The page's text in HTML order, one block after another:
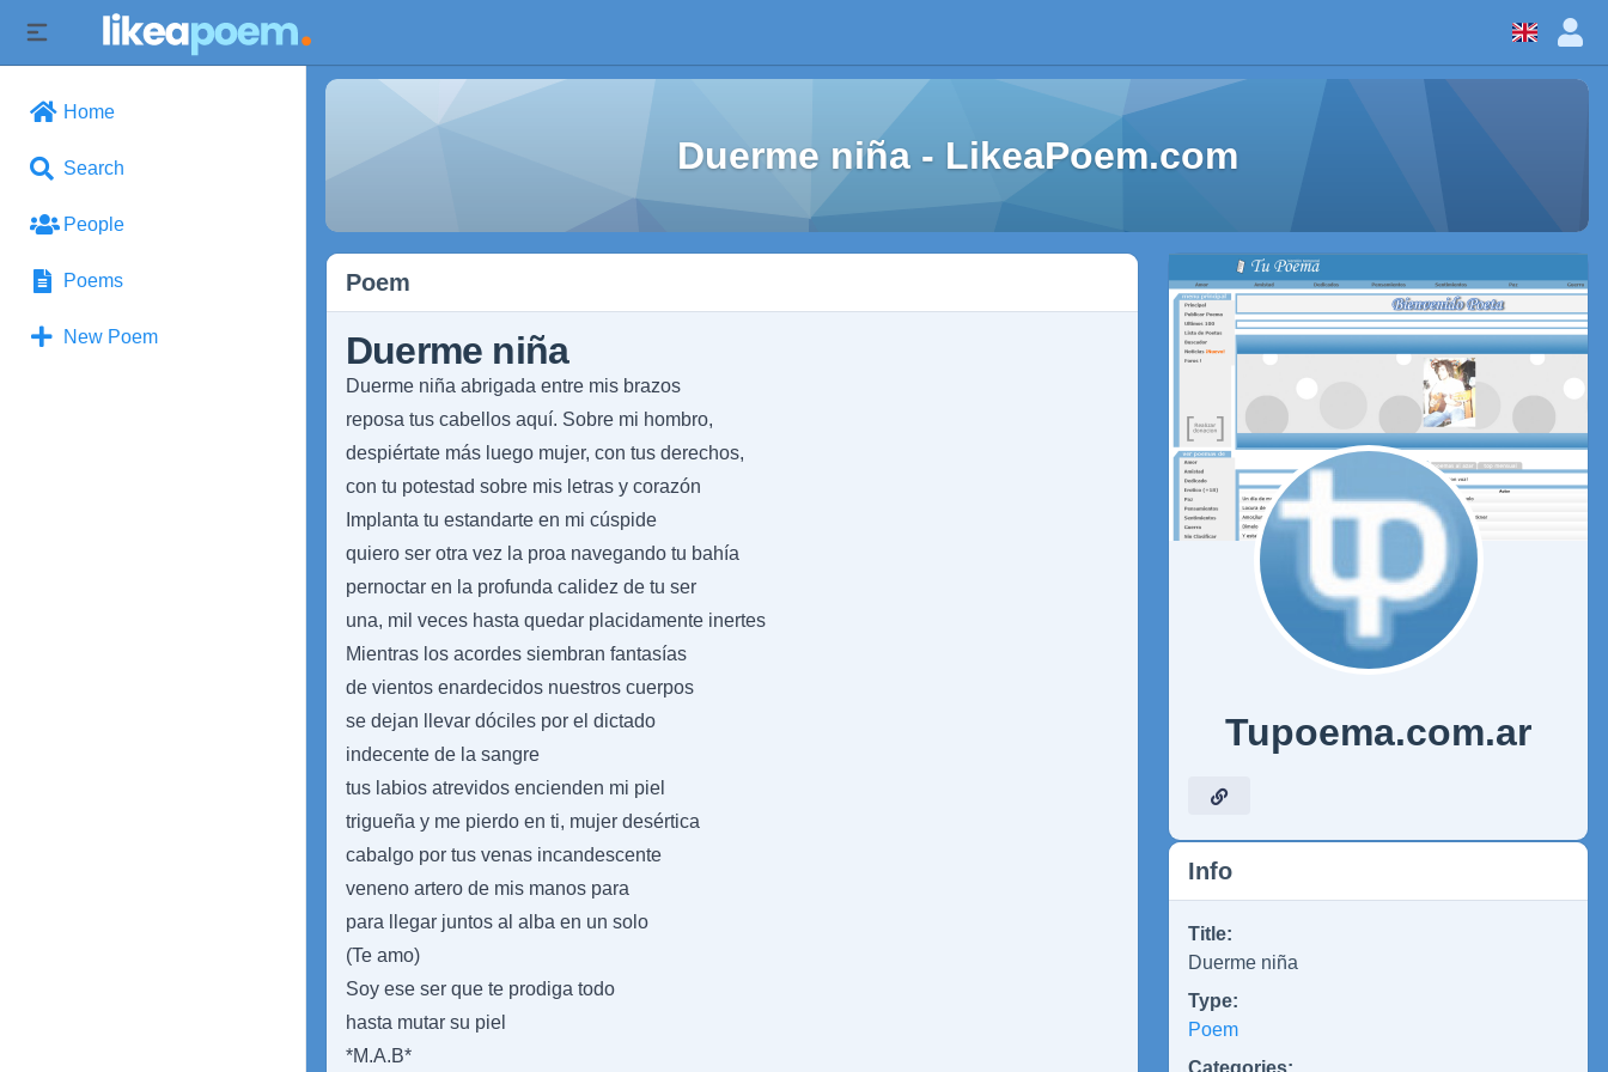
Home
Search
People
Poems
New Poem
Duerme niña - LikeaPoem.com
Poem
Duerme niña
Duerme niña abrigada entre mis brazos
reposa tus cabellos aquí. Sobre mi hombro,
despiértate más luego mujer, con tus derechos,
con tu potestad sobre mis letras y corazón
Implanta tu estandarte en mi cúspide
quiero ser otra vez la proa navegando tu bahía
pernoctar en la profunda calidez de tu ser
una, mil veces hasta quedar placidamente inertes
Mientras los acordes siembran fantasías
de vientos enardecidos nuestros cuerpos
se dejan llevar dóciles por el dictado
indecente de la sangre
tus labios atrevidos encienden mi piel
trigueña y me pierdo en ti, mujer desértica
cabalgo por tus venas incandescente
veneno artero de mis manos para
para llegar juntos al alba en un solo
(Te amo)
Soy ese ser que te prodiga todo
hasta mutar su piel
*M.A.B*
Tupoema.com.ar
Info
Title:
Duerme niña
Type:
Poem